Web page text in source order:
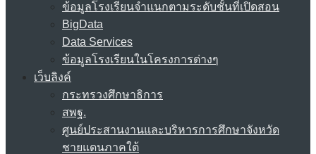
ข้อมูลโรงเรียนจำแนกตามระดับชั้นที่เปิดสอน
BigData
Data Services
ข้อมูลโรงเรียนในโครงการต่างๆ
เว็บลิงค์
กระทรวงศึกษาธิการ
สพฐ.
ศูนย์ประสานงานและบริหารการศึกษาจังหวัด
ชายแดนภาคใต้